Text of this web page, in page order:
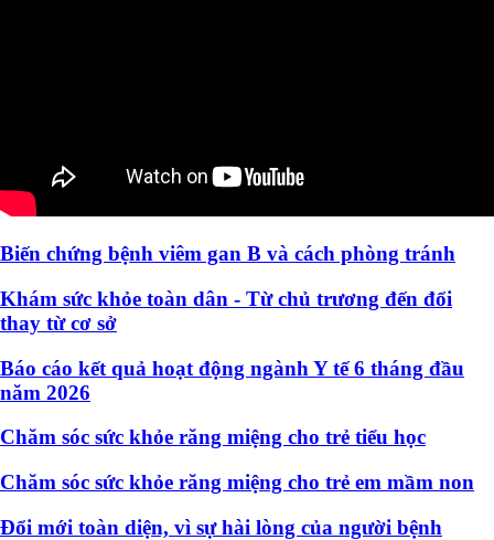
Biến chứng bệnh viêm gan B và cách phòng tránh
Khám sức khỏe toàn dân - Từ chủ trương đến đổi
thay từ cơ sở
Báo cáo kết quả hoạt động ngành Y tế 6 tháng đầu
năm 2026
Chăm sóc sức khỏe răng miệng cho trẻ tiểu học
Chăm sóc sức khỏe răng miệng cho trẻ em mầm non
Đổi mới toàn diện, vì sự hài lòng của người bệnh